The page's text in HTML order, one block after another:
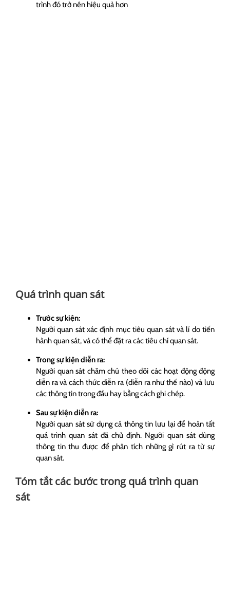
trình đó trở nên hiệu quả hơn
Quá trình quan sát
Trước sự kiện:
Người quan sát xác định mục tiêu quan sát và lí do tiến
hành quan sát, và có thể đặt ra các tiêu chí quan sát.
Trong sự kiện diễn ra:
Người quan sát chăm chú theo dõi các hoạt động động
diễn ra và cách thức diễn ra (diễn ra như thế nào) và lưu
các thông tin trong đầu hay bằng cách ghi chép.
Sau sự kiện diễn ra:
Người quan sát sử dụng cá thông tin lưu lại để hoàn tất
quá trình quan sát đã chủ định. Người quan sát dùng
thông tin thu được để phân tích những gì rút ra từ sự
quan sát.
Tóm tắt các bước trong quá trình quan
sát